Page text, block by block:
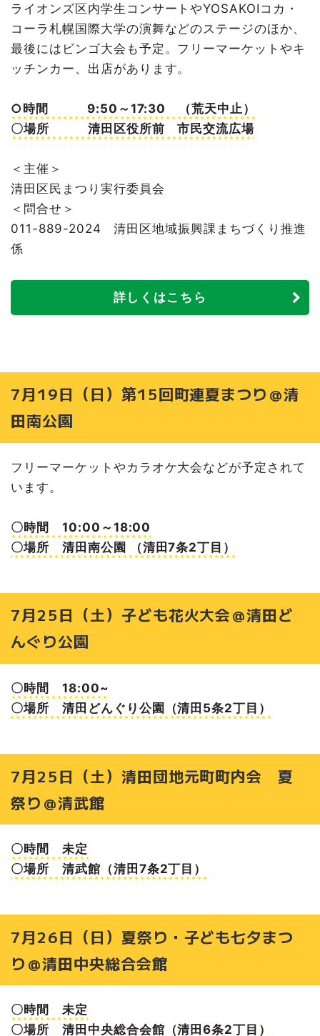
8月1日（土）清田緑町内会 夏祭り盆踊りの夕べ＠清田緑
公園
8月1日（土）美しが丘町内会夏祭り@美しが丘四季の公園
8月1日（土）平岡公園町内会 夏祭り@平岡はらっぱ公園
園
8月1日（土）美里町内会夏祭り＠美里町内会館前
8月2日（日）里塚中央町内会 夏まつり＠里塚中央会館前
つどい公園
8月2日（日）清田高台町内会 夏祭り＠清田見晴台公園
ッグ清田店駐車場東側（市の緑地帯）
8月8日（土）清田ファミリータウン町内会 夏祭り（盆踊
町会館
8月8日（土）平岡コープタウン町内会夏祭り@平岡なかよ
8月8日（土）羊ケ丘通地区ふれあい夏祭り@美しが丘西公
園
8月9日（土）平岡四町内会合同 夏祭り@平岡わかば公園
8月9日（日）平岡北町内会夏祭り＠平岡三角公園
上駐車場
8月14日（金）きよた夏まつり＠清田区役所 市民交流広
場
8月22日（土）清田メイユール喜寿自治会 夏まつり@メ
イユール喜寿広場
8月22日（土）真栄団地町内会 第52回夏まつり@真栄さ
8月22日（土）北野団地夏まつり@北野緑地
8月22日（土）里塚緑ヶ丘町内会 夏まつり＠東里塚みど
8月23日（日）朝日ヶ丘町内会 夏まつり＠朝日ヶ丘会館
8月23日（日）北野グリーンタウン自治会 夏まつり親睦
会＠北野グリーン公園
8月29日(土) 北野ふれあい夏まつり＠あしりべつ川北野ふ
れあい橋付近
ライオンズ区内学生コンサートやYOSAKOIコカ・
コーラ札幌国際大学の演舞などのステージのほか、
最後にはビンゴ大会も予定。フリーマーケットやキ
ッチンカー、出店があります。
○時間 9:50～17:30 （荒天中止）
〇場所 清田区役所前 市民交流広場
＜主催＞
清田区民まつり実行委員会
＜問合せ＞
011-889-2024 清田区地域振興課まちづくり推進
係
詳しくはこちら
7月19日（日）第15回町連夏まつり＠清
田南公園
フリーマーケットやカラオケ大会などが予定されて
います。
〇時間 10:00～18:00
〇場所 清田南公園 （清田7条2丁目）
7月25日（土）子ども花火大会＠清田ど
んぐり公園
〇時間 18:00~
〇場所 清田どんぐり公園（清田5条2丁目）
7月25日（土）清田団地元町町内会 夏
祭り＠清武館
〇時間 未定
〇場所 清武館（清田7条2丁目）
7月26日（日）夏祭り・子ども七夕まつ
り＠清田中央総合会館
〇時間 未定
〇場所 清田中央総合会館（清田6条2丁目）